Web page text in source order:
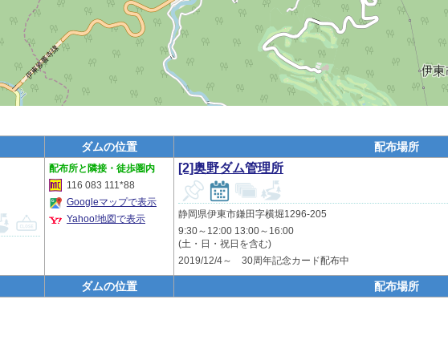
ダムの位置 配布場所
隣接・徒歩圏内
116 083 111*88
Googleマップで表示
Yahoo!地図で表示
[2]奥野ダム管理所
静岡県伊東市鎌田字横堀1296-205
9:30～12:00 13:00～16:00
(土・日・祝日を含む)
2019/12/4～ 30周年記念カード配布中
ダムの位置 配布場所